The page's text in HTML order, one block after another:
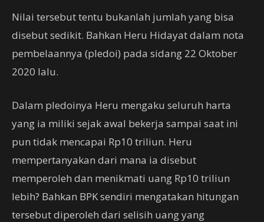
Nilai tersebut tentu bukanlah jumlah yang bisa
disebut sedikit. Bahkan Heru Hidayat dalam nota
pembelaannya (pledoi) pada sidang 22 Oktober
2020 lalu.
Dalam pledoinya Heru mengaku seluruh harta
yang ia miliki sejak awal bekerja sampai saat ini
pun tidak mencapai Rp10 triliun. Heru
mempertanyakan dari mana ia disebut
memperoleh dan menikmati uang Rp10 triliun
lebih? Bahkan BPK sendiri mengatakan hitungan
tersebut diperoleh dari selisih uang yang